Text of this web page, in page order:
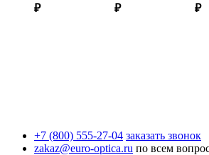
₽
₽
₽
+7 (800) 555-27-04 заказать звонок
zakaz@euro-optica.ru по всем